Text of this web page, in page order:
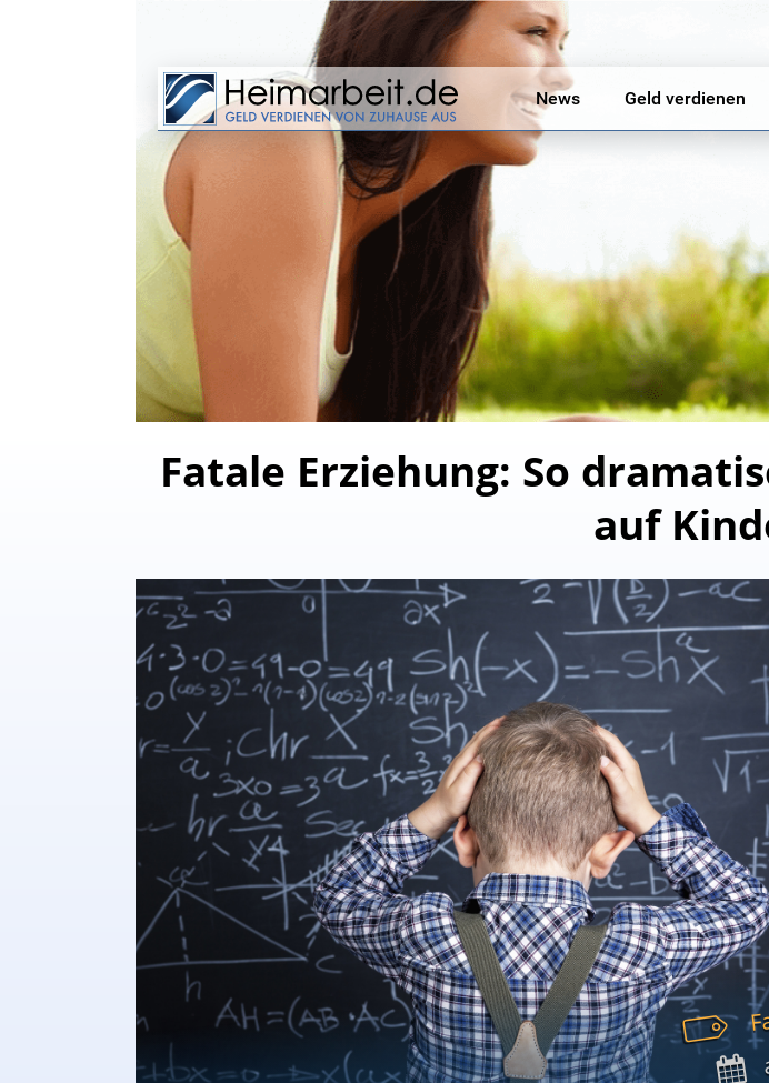
News Geld verdienen
Fatale Erziehung: So
auf